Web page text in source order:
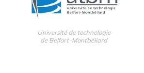
Université de technologie
de Belfort-Montbéliard